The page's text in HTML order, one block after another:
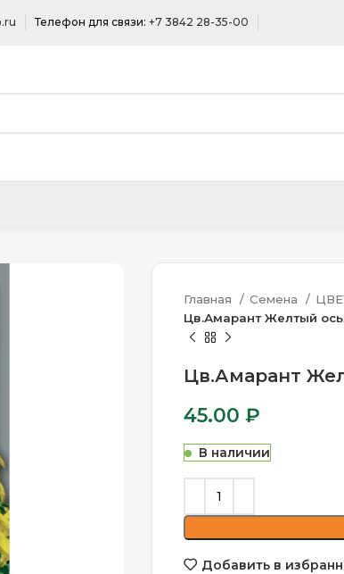
Телефон для связи: +7 3842 28-35-00
Главная Семена
Цв.Амарант Желтый
Цв.Амарант
45.00 ₽
В наличии
Добавить в